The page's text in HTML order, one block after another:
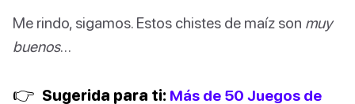
Me rindo, sigamos. Estos chistes de maíz son muy
buenos…
👉 Sugerida para ti: Más de 50 Juegos de